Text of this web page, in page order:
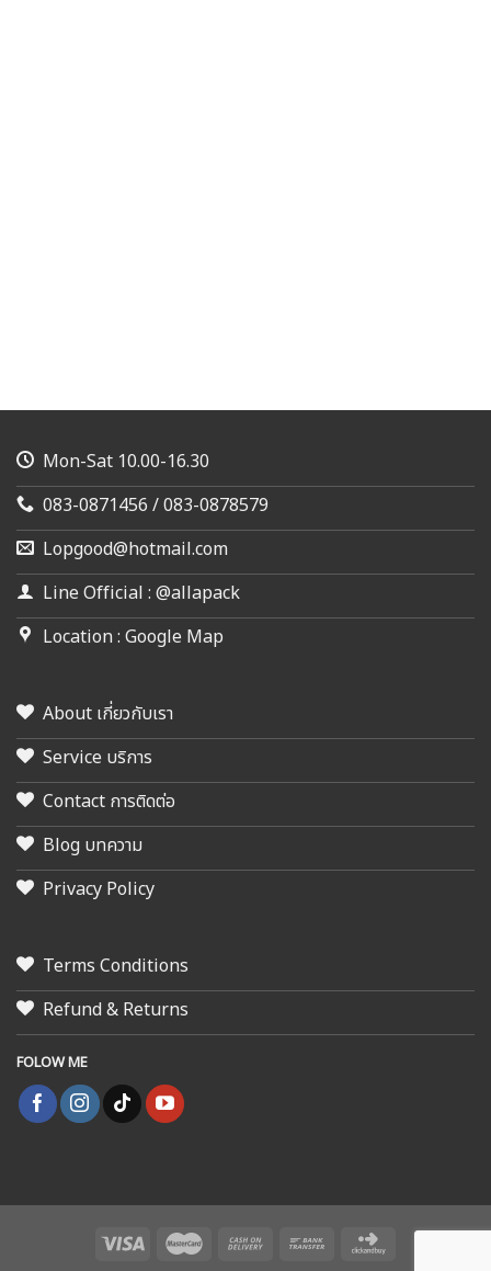
Mon-Sat 10.00-16.30
083-0871456 / 083-0878579
Lopgood@hotmail.com
Line Official : @allapack
Location : Google Map
About เกี่ยวกับเรา
Service บริการ
Contact การติดต่อ
Blog บทความ
Privacy Policy
Terms Conditions
Refund & Returns
FOLOW ME